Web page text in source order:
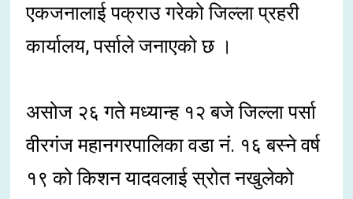
एकजनालाई पक्राउ गरेको जिल्ला प्रहरी
कार्यालय, पर्साले जनाएको छ ।
असोज २६ गते मध्यान्ह १२ बजे जिल्ला पर्सा
वीरगंज महानगरपालिका वडा नं. १६ बस्ने वर्ष
१९ को किशन यादवलाई स्रोत नखुलेको